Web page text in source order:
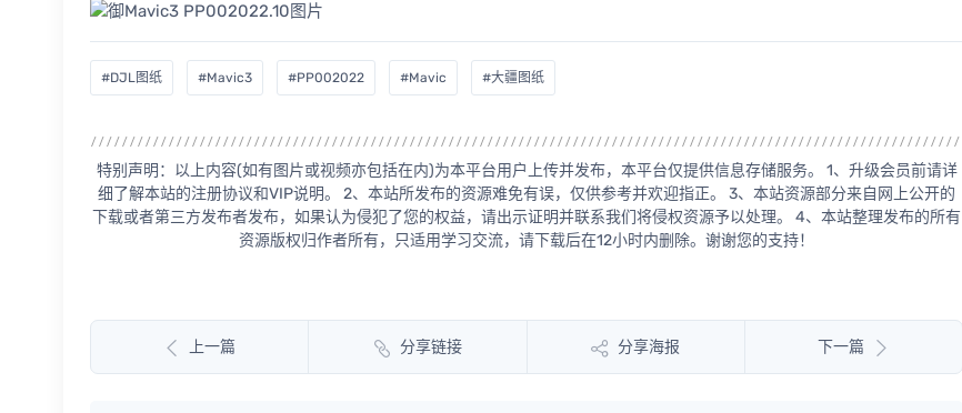
#DJL图纸 #Mavic3 #PP002022 #Mavic #大疆图纸
特别声明：以上内容(如有图片或视频亦包括在内)为本平台用户上传并发布，本平台仅提供信息存储服务。 1、升级会员前请详
细了解本站的注册协议和VIP说明。 2、本站所发布的资源难免有误，仅供参考并欢迎指正。 3、本站资源部分来自网上公开的
下载或者第三方发布者发布，如果认为侵犯了您的权益，请出示证明并联系我们将侵权资源予以处理。 4、本站整理发布的所有
资源版权归作者所有，只适用学习交流，请下载后在12小时内删除。谢谢您的支持！
上一篇 分享链接 分享海报 下一篇